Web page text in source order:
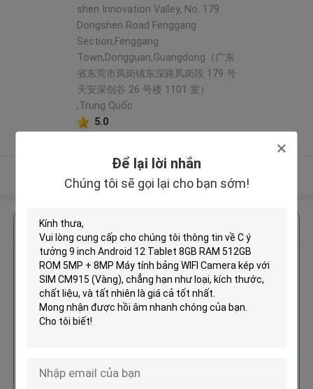
Để lại lời nhắn
Chúng tôi sẽ gọi lại cho bạn sớm!
shen Innovation Valley, No. 179
Dongshen Road Fenggang
Section,Fenggang
Town,Dongguan,Guangdong（广东
省东莞市凤岗镇东深路凤岗段 179 号
天安深创谷 26 号楼 1101 室）
,Trung Quốc
5.0
Xem thêm
Nhận giá tốt nhất cho
C ý tưởng 9 inch Android 12
Tablet 8GB RAM 512GB ROM
5MP + 8MP Máy tính bảng WIFI
Camera kép với SIM CM915
Tiếp tục